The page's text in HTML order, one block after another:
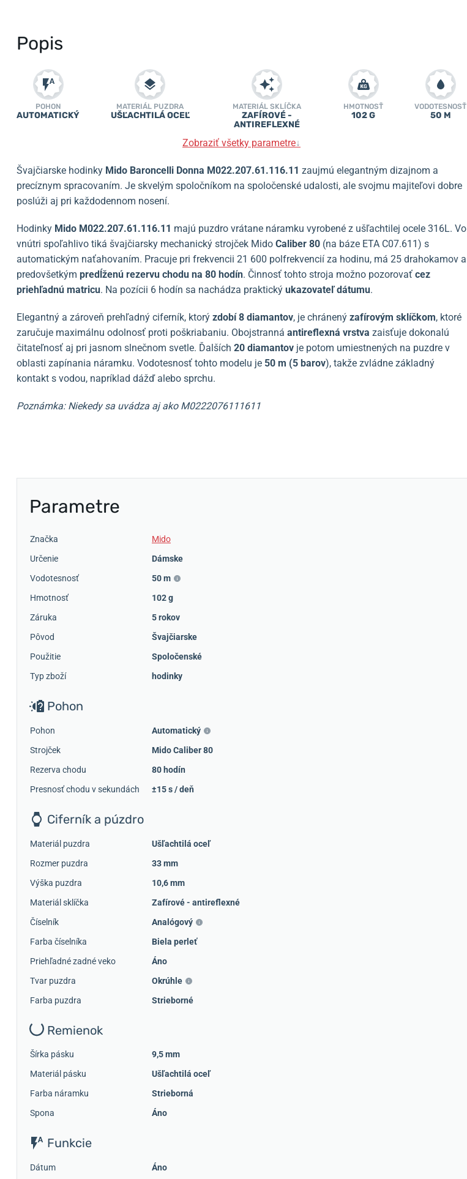
Popis
POHON
AUTOMATICKÝ
MATERIÁL PUZDRA
UŠĽACHTILÁ OCEĽ
MATERIÁL SKLÍČKA
ZAFÍROVÉ -
ANTIREFLEXNÉ
HMOTNOSŤ
102 G
VODOTESNOSŤ
50 M
Zobraziť všetky parametre↓
Švajčiarske hodinky Mido Baroncelli Donna M022.207.61.116.11 zaujmú elegantným dizajnom a
precíznym spracovaním. Je skvelým spoločníkom na spoločenské udalosti, ale svojmu majiteľovi dobre
poslúži aj pri každodennom nosení.
Hodinky Mido M022.207.61.116.11 majú puzdro vrátane náramku vyrobené z ušľachtilej ocele 316L. Vo
vnútri spoľahlivo tiká švajčiarsky mechanický strojček Mido Caliber 80 (na báze ETA C07.611) s
automatickým naťahovaním. Pracuje pri frekvencii 21 600 polfrekvencií za hodinu, má 25 drahokamov a
predovšetkým predĺženú rezervu chodu na 80 hodín. Činnosť tohto stroja možno pozorovať cez
priehľadnú matricu. Na pozícii 6 hodín sa nachádza praktický ukazovateľ dátumu.
Elegantný a zároveň prehľadný ciferník, ktorý zdobí 8 diamantov, je chránený zafírovým sklíčkom, ktoré
zaručuje maximálnu odolnosť proti poškriabaniu. Obojstranná antireflexná vrstva zaisťuje dokonalú
čitateľnosť aj pri jasnom slnečnom svetle. Ďalších 20 diamantov je potom umiestnených na puzdre v
oblasti zapínania náramku. Vodotesnosť tohto modelu je 50 m (5 barov), takže zvládne základný
kontakt s vodou, napríklad dážď alebo sprchu.
Poznámka: Niekedy sa uvádza aj ako M0222076111611
Parametre
Značka
Mido
Určenie
Dámske
Vodotesnosť
50 m
Hmotnosť
102 g
Záruka
5 rokov
Pôvod
Švajčiarske
Použitie
Spoločenské
Typ zboží
hodinky
Pohon
Pohon
Automatický
Strojček
Mido Caliber 80
Rezerva chodu
80 hodín
Presnosť chodu v sekundách
±15 s / deň
Ciferník a púzdro
Materiál puzdra
Ušľachtilá oceľ
Rozmer puzdra
33 mm
Výška puzdra
10,6 mm
Materiál sklíčka
Zafírové - antireflexné
Číselník
Analógový
Farba číselníka
Biela perleť
Priehľadné zadné veko
Áno
Tvar puzdra
Okrúhle
Farba puzdra
Strieborné
Remienok
Šírka pásku
9,5 mm
Materiál pásku
Ušľachtilá oceľ
Farba náramku
Strieborná
Spona
Áno
Funkcie
Dátum Áno